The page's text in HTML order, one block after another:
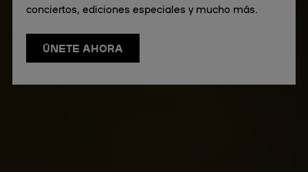
conciertos, ediciones especiales y mucho más.
ÚNETE AHORA